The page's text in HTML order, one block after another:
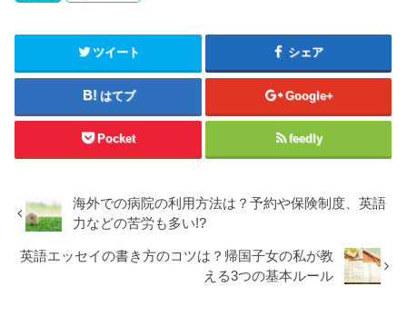
ツイート シェア
はてブ Google+
Pocket feedly
海外での病院の利用方法は？予約や保険制度、英語
力などの苦労も多い!?
英語エッセイの書き方のコツは？帰国子女の私が教
える3つの基本ルール